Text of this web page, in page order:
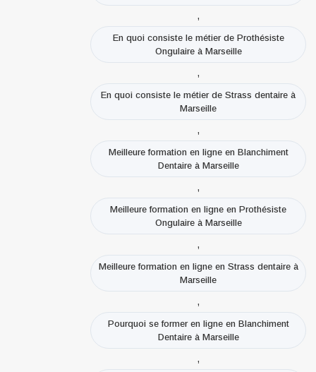
,
En quoi consiste le métier de Prothésiste
Ongulaire à Marseille
,
En quoi consiste le métier de Strass dentaire à
Marseille
,
Meilleure formation en ligne en Blanchiment
Dentaire à Marseille
,
Meilleure formation en ligne en Prothésiste
Ongulaire à Marseille
,
Meilleure formation en ligne en Strass dentaire à
Marseille
,
Pourquoi se former en ligne en Blanchiment
Dentaire à Marseille
,